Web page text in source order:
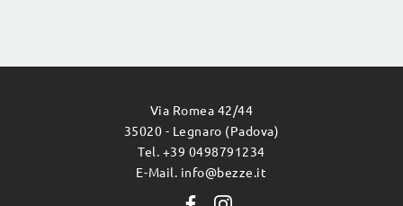
Via Romea 42/44
35020 - Legnaro (Padova)
Tel. +39 0498791234
E-Mail. info@bezze.it